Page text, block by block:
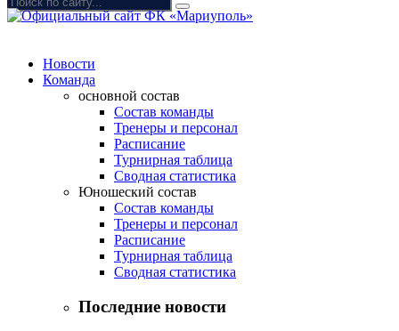
Новости
Команда
основной состав
Состав команды
Тренеры и персонал
Расписание
Турнирная таблица
Сводная статистика
Юношеский состав
Состав команды
Тренеры и персонал
Расписание
Турнирная таблица
Сводная статистика
Последние новости